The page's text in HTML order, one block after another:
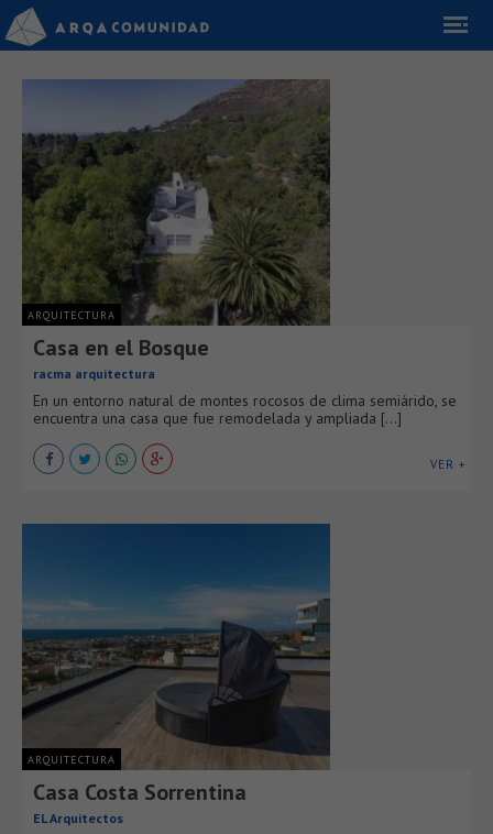
ARQUITECTURA
Casa en el Bosque
racma arquitectura
En un entorno natural de montes rocosos de clima semiárido, se
encuentra una casa que fue remodelada y ampliada [...]
VER +
ARQUITECTURA
Casa Costa Sorrentina
EL Arquitectos